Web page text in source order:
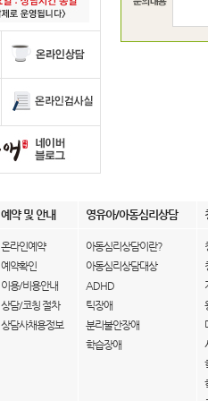
예약 및 안내 영유아/아동심리상담
온라인예약
예약확인
이용/비용안내
상담/코칭 절차
상담사채용정보
아동심리상담이란?
아동심리상담대상
ADHD
틱장애
분리불안장애
학습장애